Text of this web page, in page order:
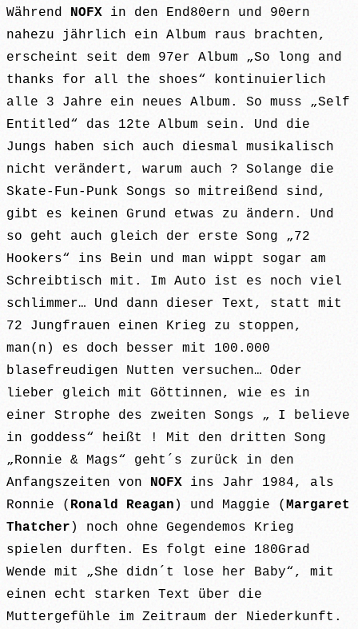
Während NOFX in den End80ern und 90ern
nahezu jährlich ein Album raus brachten,
erscheint seit dem 97er Album „So long and
thanks for all the shoes“ kontinuierlich
alle 3 Jahre ein neues Album. So muss „Self
Entitled“ das 12te Album sein. Und die
Jungs haben sich auch diesmal musikalisch
nicht verändert, warum auch ? Solange die
Skate-Fun-Punk Songs so mitreißend sind,
gibt es keinen Grund etwas zu ändern. Und
so geht auch gleich der erste Song „72
Hookers“ ins Bein und man wippt sogar am
Schreibtisch mit. Im Auto ist es noch viel
schlimmer… Und dann dieser Text, statt mit
72 Jungfrauen einen Krieg zu stoppen,
man(n) es doch besser mit 100.000
blasefreudigen Nutten versuchen… Oder
lieber gleich mit Göttinnen, wie es in
einer Strophe des zweiten Songs „ I believe
in goddess“ heißt ! Mit den dritten Song
„Ronnie & Mags“ geht´s zurück in den
Anfangszeiten von NOFX ins Jahr 1984, als
Ronnie ( Ronald Reagan ) und Maggie ( Margaret
Thatcher ) noch ohne Gegendemos Krieg
spielen durften. Es folgt eine 180Grad
Wende mit „She didn´t lose her Baby“, mit
einen echt starken Text über die
Muttergefühle im Zeitraum der Niederkunft.